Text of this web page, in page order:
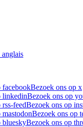
anglais
facebookBezoek ons op x
linkedinBezoek ons op
feedBezoek ons op
Bezoek ons op
blueskyBezoek ons op